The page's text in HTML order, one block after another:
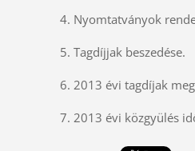
4. Nyomtatványok
5. Tagdíjjak beszedése.
6. 2013 évi tagdíjak
7. 2013 évi közgyülés